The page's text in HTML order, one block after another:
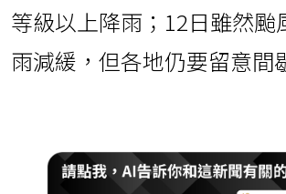
等級以上降雨；12日雖然颱
雨減緩，但各地仍要留意間